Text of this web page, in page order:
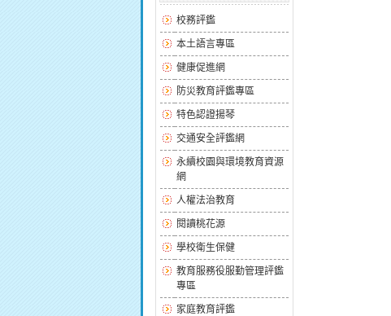
校務評鑑
本土語言專區
健康促進網
防災教育評鑑專區
特色認證揚琴
交通安全評鑑網
永續校園與環境教育資源
網
人權法治教育
閱讀桃花源
學校衛生保健
教育服務役服勤管理評鑑
專區
家庭教育評鑑